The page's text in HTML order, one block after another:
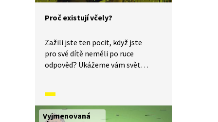
Proč existují včely?
Zažili jste ten pocit, když jste
pro své dítě neměli po ruce
odpověď? Ukážeme vám svět
Vyjmenovaná